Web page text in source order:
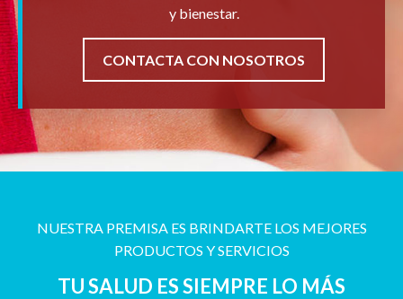
y bienestar.
CONTACTA CON NOSOTROS
NUESTRA PREMISA ES BRINDARTE LOS MEJORES
PRODUCTOS Y SERVICIOS
TU SALUD ES SIEMPRE LO MÁS